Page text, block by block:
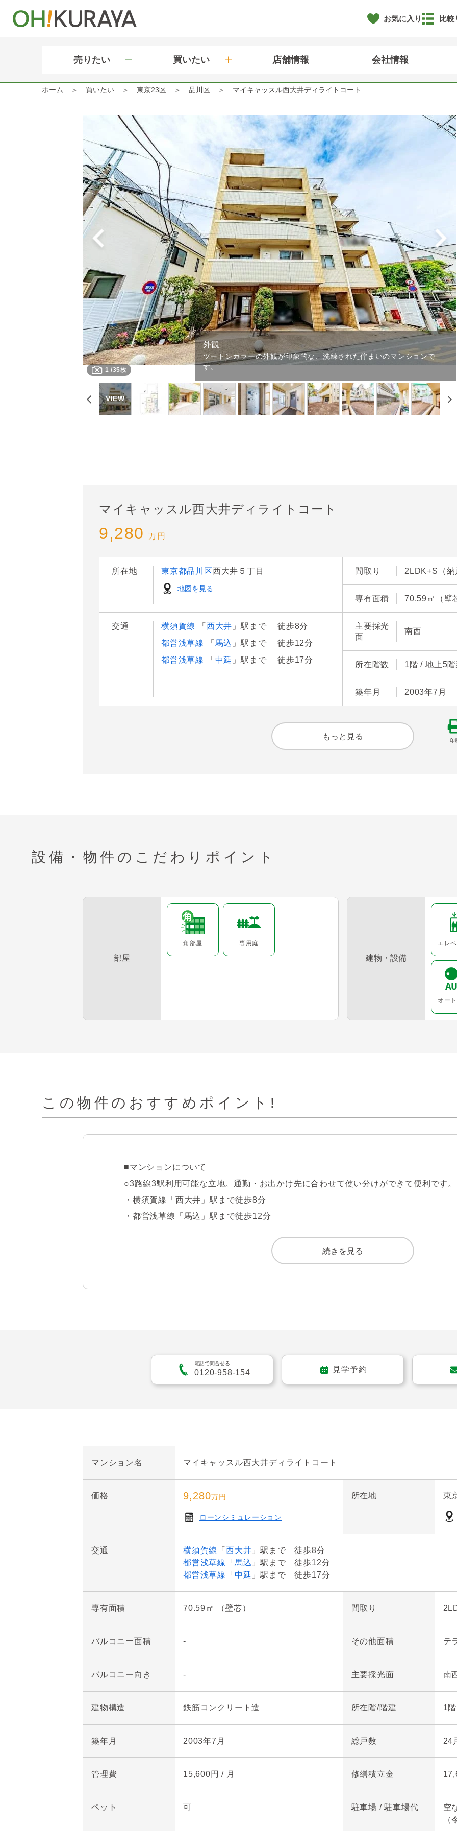
お気に入り 比較
売りたい 買いたい 店舗情報 会社情報
ホーム 買いたい 東京23区 品川区 マイキャッスル西大井ディライトコート
外観
ツートンカラーの外観が印象的な、洗練された佇まいのマンションで
す。
1 /35枚
マイキャッスル西大井ディライトコート
9,280 万円
所在地 東京都品川区西大井５丁目
地図を見る
間取り 2LDK+S（納
専有面積 70.59㎡（壁
交通 横須賀線 「 西大井 」駅まで 徒歩8分
都営浅草線
「 馬込 」駅まで 徒歩12分
都営浅草線
「 中延 」駅まで 徒歩17分
主要採光
面
南西
所在階数 1階 / 地上5階
築年月 2003年7月
もっと見る 印
設備・物件の こだわりポイント
部屋
角部屋 専用庭
建物・設備
エレ
オー
この物件の おすすめポイント!
■マンションについて
○3路線3駅利用可能な立地。通勤・お出かけ先に合わせて使い分けができて便利です。
・横須賀線「西大井」駅まで徒歩8分
・都営浅草線「馬込」駅まで徒歩12分
○平成15年築。山田建設旧分譲の「マイキャッスル」シリーズです。
■お部屋について
○70.59㎡の2SLDK。ご家族でもゆとりを持って暮らせる間取りです。
○リビングには嬉しい床暖房付き。空気を汚さず寒い冬も足元から暖められます。
○住戸を囲むように広がる68.83㎡の専用庭付き。ガーデニングなども楽しめそうです
○浴室は【1418サイズ】。一日の疲れをゆったりと癒せます。浴室乾燥機付き。
○各部屋に収納有り、ご家族それぞれの荷物の収納に便利です。
■Life Information
・まいばすけっと西大井５丁目店……………約470m
・文化堂西大井店………………………………約470m
・品川西大井五郵便局…………………………約90m
・富士見ヶ丘児童遊園（はとぽっぽ公園）…約360m
・品川区立伊藤小学校…………………………約240m
・品川区立富士見台中学校……………………約520m
続きを見る
電話で問合せる
0120-958-154 見学予約
マンション名 マイキャッスル西大井ディライトコート
価格 9,280万円
ローンシミュレーション
所在地 東
交通 横須賀線 「西大井 」駅まで 徒歩8分
都営浅草線
「 馬込 」駅まで 徒歩12分
都営浅草線
「 中延 」駅まで 徒歩17分
専有面積 70.59㎡ （壁芯） 間取り
バルコニー面積 - その他面積 テ
バルコニー向き - 主要採光面 南
建物構造 鉄筋コンクリート造 所在階/階建 1
築年月 2003年7月 総戸数 24
管理費 15,600円 / 月 修繕積立金
ペット 可 駐車場 / 駐車場代
空
（